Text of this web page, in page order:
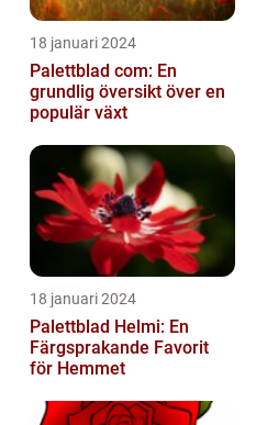
18 januari 2024
Palettblad com: En
grundlig översikt över en
populär växt
18 januari 2024
Palettblad Helmi: En
Färgsprakande Favorit
för Hemmet